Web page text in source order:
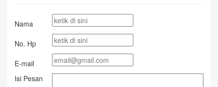
Nama
No. Hp
E-mail
Isi Pesan